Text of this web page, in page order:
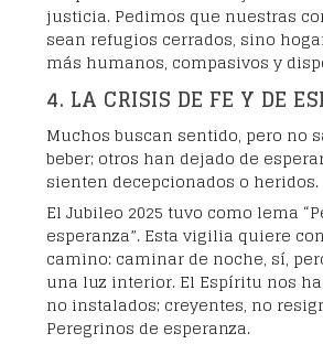
justicia. Pedimos que nuestras
sean refugios cerrados, sino
más humanos, compasivos y
4. LA CRISIS DE FE Y DE
Muchos buscan sentido, pero no
beber; otros han dejado de
sienten decepcionados o heridos.
El Jubileo 2025 tuvo como lema
esperanza”. Esta vigilia quiere
camino: caminar de noche, sí,
una luz interior. El Espíritu nos
no instalados; creyentes, no
Peregrinos de esperanza.